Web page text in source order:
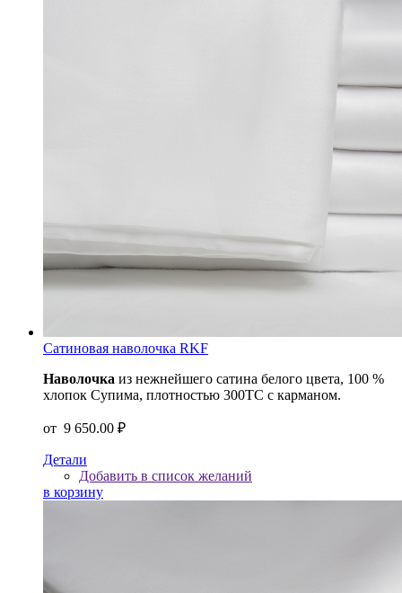
Сатиновая наволочка RKF
Наволочка из нежнейшего сатина белого цвета, 100 %
хлопок Супима, плотностью 300ТС с карманом.
от 9 650.00 ₽
Детали
Добавить в список желаний
в корзину